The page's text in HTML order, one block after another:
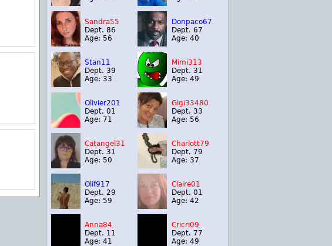
Sandra55
Dept. 86
Age: 56
Donpaco67
Dept. 67
Age: 40
Stan11
Dept. 39
Age: 33
Mimi313
Dept. 31
Age: 49
Olivier201
Dept. 01
Age: 71
Gigi33480
Dept. 33
Age: 56
Catangel31
Dept. 31
Age: 50
Charlott79
Dept. 79
Age: 37
Olif917
Dept. 29
Age: 59
Claire01
Dept. 01
Age: 42
Anna84
Dept. 11
Age: 41
Cricri09
Dept. 77
Age: 49